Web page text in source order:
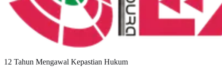
12 Tahun Mengawal Kepastian Hukum